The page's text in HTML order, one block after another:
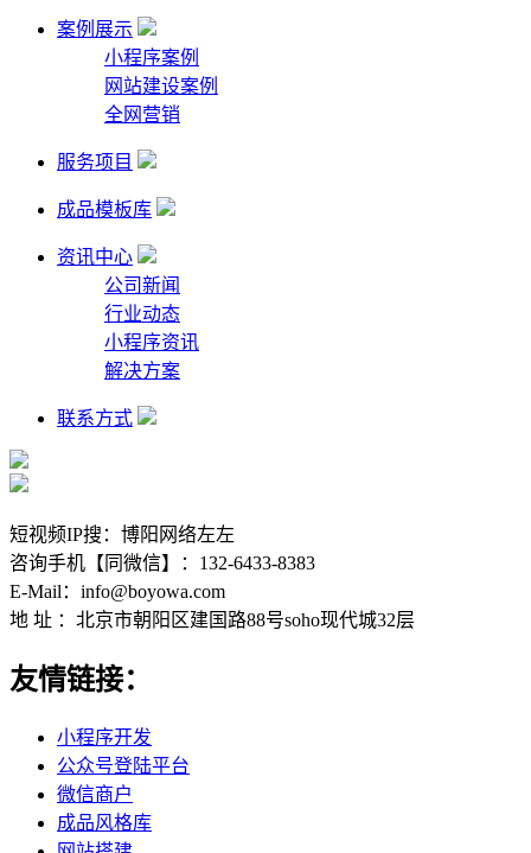
案例展示
小程序案例
网站建设案例
全网营销
服务项目
成品模板库
资讯中心
公司新闻
行业动态
小程序资讯
解决方案
联系方式
短视频IP搜：博阳网络左左
咨询手机【同微信】：132-6433-8383
E-Mail：info@boyowa.com
地 址 ：北京市朝阳区建国路88号soho现代城32层
友情链接：
小程序开发
公众号登陆平台
微信商户
成品风格库